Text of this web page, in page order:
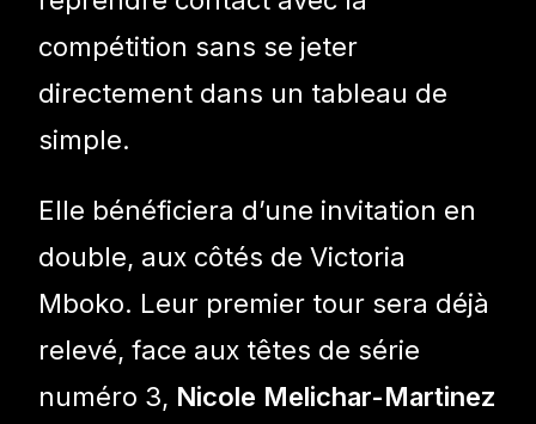
compétition sans se jeter
directement dans un tableau de
simple.
Elle bénéficiera d’une invitation en
double, aux côtés de Victoria
Mboko. Leur premier tour sera déjà
relevé, face aux têtes de série
numéro 3, Nicole Melichar-Martinez